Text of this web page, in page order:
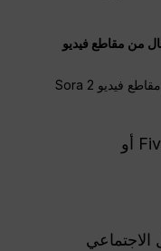
من مقاطع فيديو
ج: بالطبع. يمكن للمبتدئين تحقيق أرباح من مقاطع فيديو Sora 2
خدمات فيديو AI مستقلة على Fiverr أو